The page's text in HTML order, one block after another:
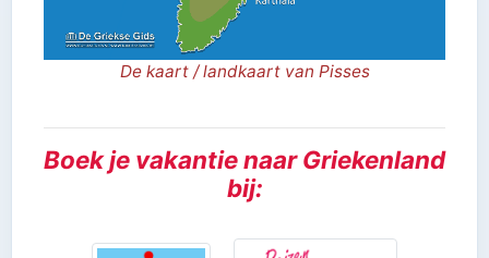
De kaart / landkaart van Pisses
Boek je vakantie naar Griekenland
bij: